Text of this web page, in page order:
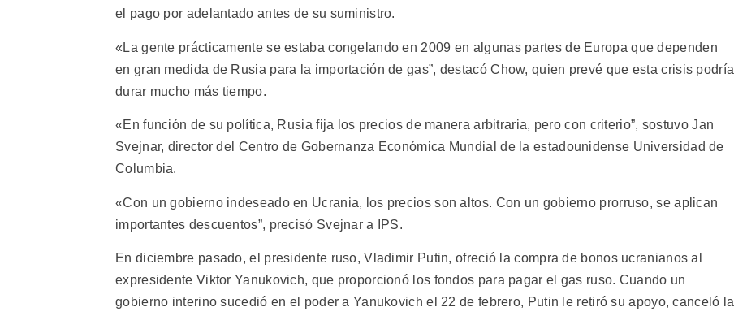
el pago por adelantado antes de su suministro.
«La gente prácticamente se estaba congelando en 2009 en algunas partes de Europa que dependen
en gran medida de Rusia para la importación de gas”, destacó Chow, quien prevé que esta crisis podría
durar mucho más tiempo.
«En función de su política, Rusia fija los precios de manera arbitraria, pero con criterio”, sostuvo Jan
Svejnar, director del Centro de Gobernanza Económica Mundial de la estadounidense Universidad de
Columbia.
«Con un gobierno indeseado en Ucrania, los precios son altos. Con un gobierno prorruso, se aplican
importantes descuentos”, precisó Svejnar a IPS.
En diciembre pasado, el presidente ruso, Vladimir Putin, ofreció la compra de bonos ucranianos al
expresidente Viktor Yanukovich, que proporcionó los fondos para pagar el gas ruso. Cuando un
gobierno interino sucedió en el poder a Yanukovich el 22 de febrero, Putin le retiró su apoyo, canceló la